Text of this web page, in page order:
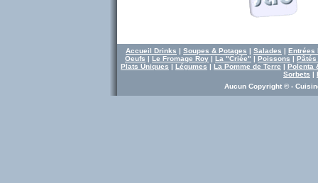
Accueil Drinks | Soupes & Potages | Salades | Entrées
Oeufs | Le Fromage Roy | La "Criée" | Poissons |
Plats Uniques | Légumes | La Pomme de Terre | Polenta
Sorbets |
Aucun Copyright © -